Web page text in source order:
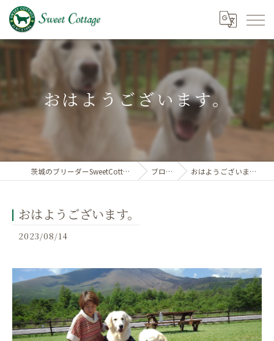
おはようございます。
茨城のブリーダーSweetCottage ブログ おはようございます。
おはようございます。
2023/08/14